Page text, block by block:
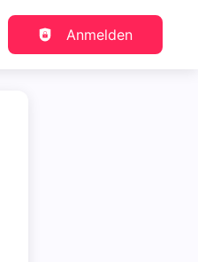
Anmelden